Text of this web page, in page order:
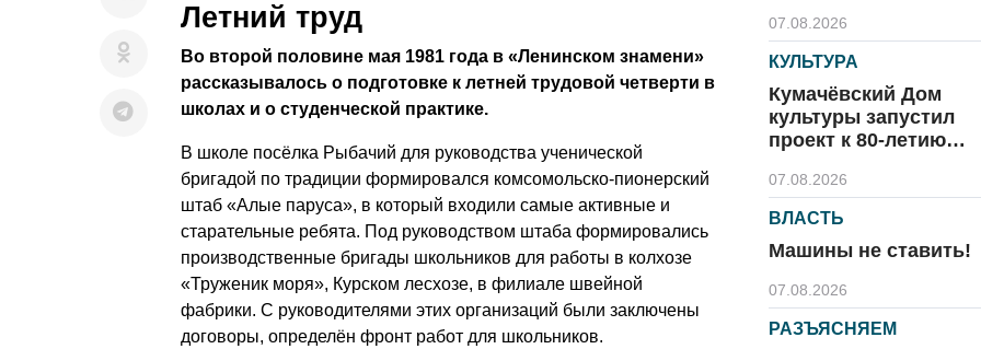
Летний труд
Во второй половине мая 1981 года в «Ленинском знамени»
рассказывалось о подготовке к летней трудовой четверти в
школах и о студенческой практике.
В школе посёлка Рыбачий для руководства ученической
бригадой по традиции формировался комсомольско-пионерский
штаб «Алые паруса», в который входили самые активные и
старательные ребята. Под руководством штаба формировались
производственные бригады школьников для работы в колхозе
«Труженик моря», Курском лесхозе, в филиале швейной
фабрики. С руководителями этих организаций были заключены
договоры, определён фронт работ для школьников.
07.08.2026
КУЛЬТУРА
Кумачёвский Дом
культуры запустил
проект к 80-летию
07.08.2026
ВЛАСТЬ
Машины не ставить!
07.08.2026
РАЗЪЯСНЯЕМ